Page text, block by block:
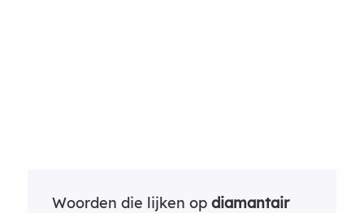
Woorden die lijken op diamantair